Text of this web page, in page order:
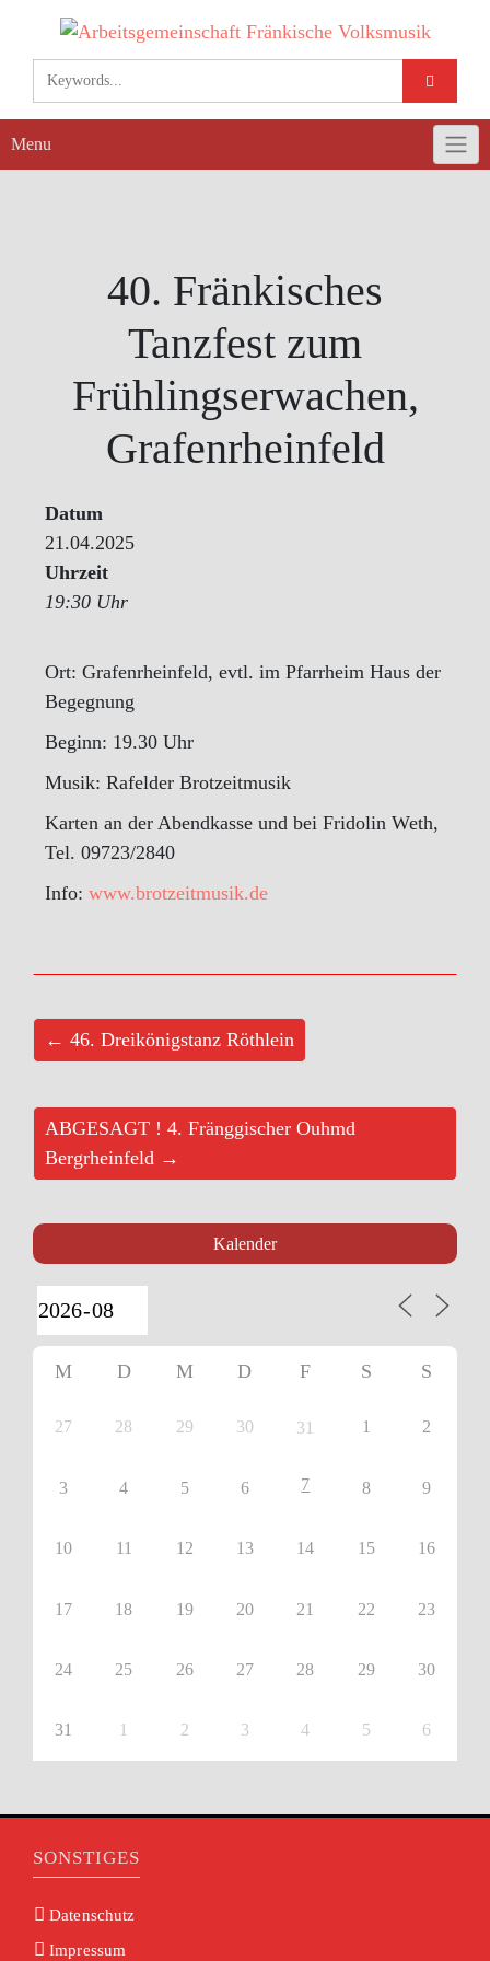
content
Menu
40. Fränkisches
Tanzfest zum
Frühlingserwachen,
Grafenrheinfeld
Datum
21.04.2025
Uhrzeit
19:30 Uhr
Ort: Grafenrheinfeld, evtl. im Pfarrheim Haus der
Begegnung
Beginn: 19.30 Uhr
Musik: Rafelder Brotzeitmusik
Karten an der Abendkasse und bei Fridolin Weth,
Tel. 09723/2840
Info: www.brotzeitmusik.de
← 46. Dreikönigstanz Röthlein
ABGESAGT ! 4. Fränggischer Ouhmd
Bergrheinfeld →
Kalender
M D M D F S S
27 28 29 30 31 1 2
3 4 5 6 7 8 9
10 11 12 13 14 15 16
17 18 19 20 21 22 23
24 25 26 27 28 29 30
31 1 2 3 4 5 6
SONSTIGES
Datenschutz
Impressum